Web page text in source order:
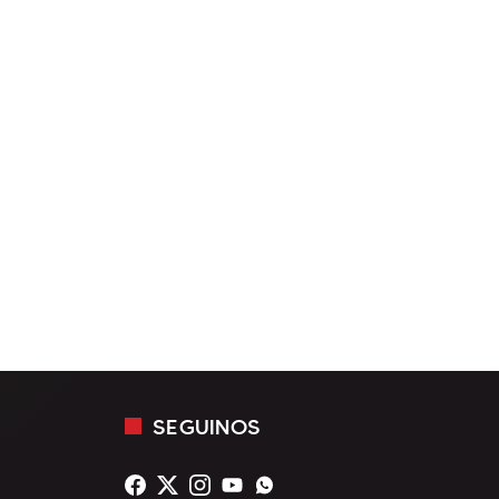
SEGUINOS